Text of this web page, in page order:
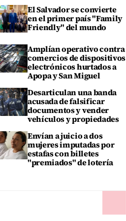
El Salvador se convierte
en el primer país "Family
Friendly" del mundo
Amplían operativo contra
comercios de dispositivos
electrónicos hurtados a
Apopa y San Miguel
Desarticulan una banda
acusada de falsificar
documentos y vender
vehículos y propiedades
Envían a juicio a dos
mujeres imputadas por
estafas con billetes
"premiados" de lotería